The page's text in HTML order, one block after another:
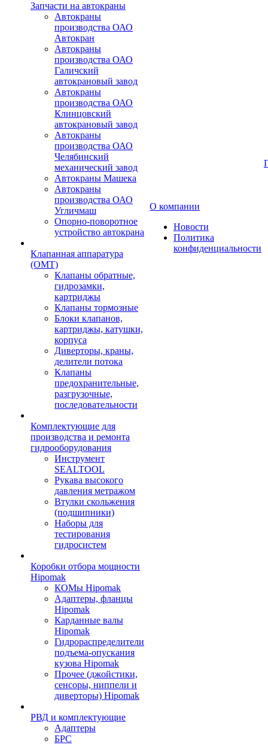
Запчасти на автокраны
Автокраны
производства ОАО
Автокран
Автокраны
производства ОАО
Галичский
автокрановый завод
Автокраны
производства ОАО
Клинцовский
автокрановый завод
Автокраны
производства ОАО
Челябинский
механический завод
Автокраны Машека
Автокраны
производства ОАО
Угличмаш
Опорно-поворотное
устройство автокрана
Клапанная аппаратура
(OMT)
Клапаны обратные,
гидрозамки,
картриджы
Клапаны тормозные
Блоки клапанов,
картриджы, катушки,
корпуса
Диверторы, краны,
делители потока
Клапаны
предохранительные,
разгрузочные,
последовательности
Комплектующие для
производства и ремонта
гидрооборудования
Инструмент
SEALTOOL
Рукава высокого
давления метражом
Втулки скольжения
(подшипники)
Наборы для
тестирования
гидросистем
Коробки отбора мощности
Hipomak
КОМы Hipomak
Адаптеры, фланцы
Hipomak
Карданные валы
Hipomak
Гидрораспределители
подъема-опускания
кузова Hipomak
Прочее (джойстики,
сенсоры, ниппели и
диверторы) Hipomak
РВД и комплектующие
Адаптеры
БРС
О компании
Новости
Политика
конфиденциальности